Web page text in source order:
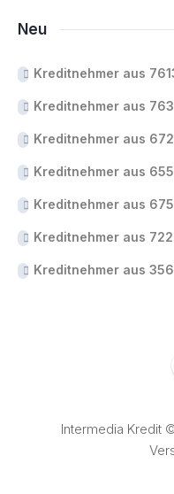
Neu
Kreditnehmer aus
Kreditnehmer aus
Kreditnehmer aus
Kreditnehmer aus
Kreditnehmer aus
Kreditnehmer aus
Kreditnehmer aus
Intermedia Kredit